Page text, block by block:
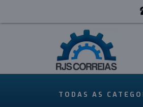
TODAS AS